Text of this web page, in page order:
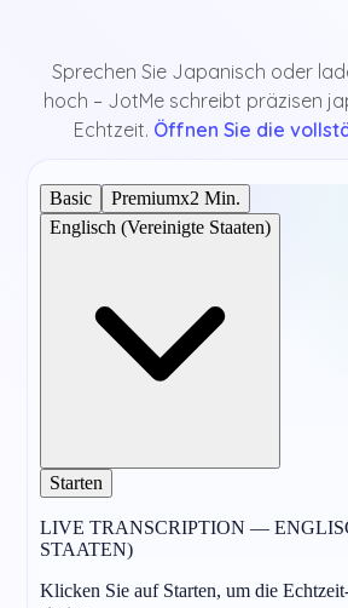
Sprechen Sie Japanisch oder
hoch – JotMe schreibt präzisen
Echtzeit. Öffnen Sie die